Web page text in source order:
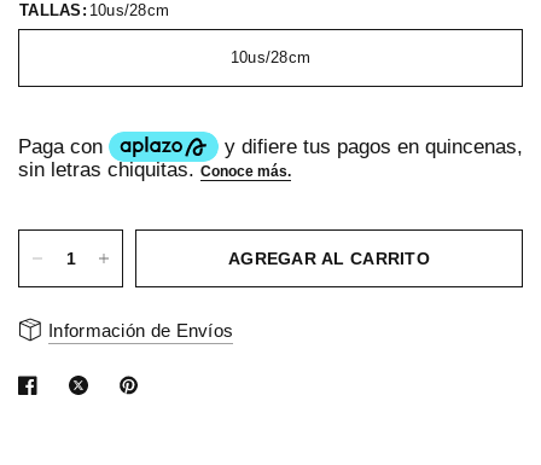
TALLAS: 10us/28cm
10us/28cm
AGREGAR AL CARRITO
Información de Envíos